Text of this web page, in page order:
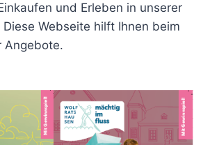
und Erleben in unserer
Webseite hilft Ihnen beim
Angebote.